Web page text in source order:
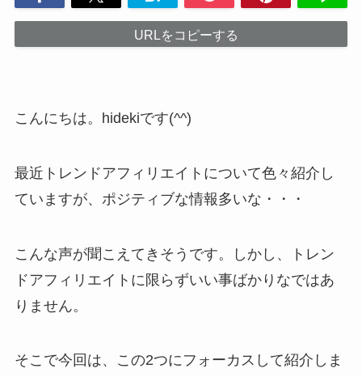
URLをコピーする
こんにちは。hidekiです(^^)
最近トレンドアフィリエイトについて色々紹介し
ていますが、ポジティブな情報多いな・・・
こんな声が聞こえてきそうです。しかし、トレン
ドアフィリエイトに限らずいい事ばかりなではあ
りません。
そこで今回は、この2つにフォーカスして紹介しま